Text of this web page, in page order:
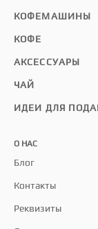
КОФЕМАШИНЫ
КОФЕ
АКСЕССУАРЫ
ЧАЙ
ИДЕИ ДЛЯ
О НАС
Блог
Контакты
Реквизиты